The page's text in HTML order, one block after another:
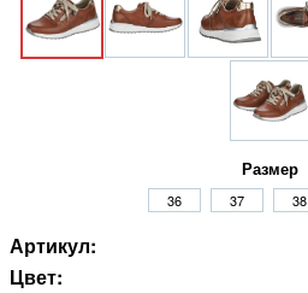
Размер
36 37 38
Артикул:
Цвет: